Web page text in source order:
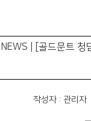
NEWS | [골드문트 청
작성자 : 관리자